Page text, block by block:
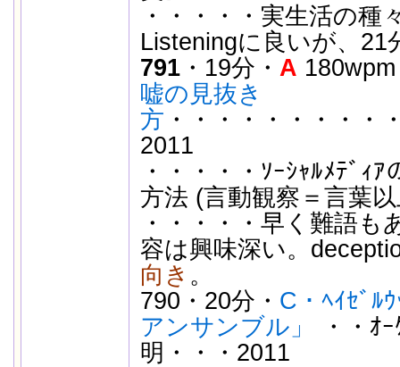
・・・・・実生活の種
Listeningに良いが、21
791・19分・ A
嘘の見抜き
方 ・・・・・・・・・
2011
・・・・・ｿｰｼｬﾙﾒﾃﾞｨ
方法 (言動観察＝言葉
・・・・・早く難語
容は興味深い。
向き 。
790・20分・ C・ﾍｲｾﾞﾙ
アンサンブル」
・・ｵ
明・・・2011